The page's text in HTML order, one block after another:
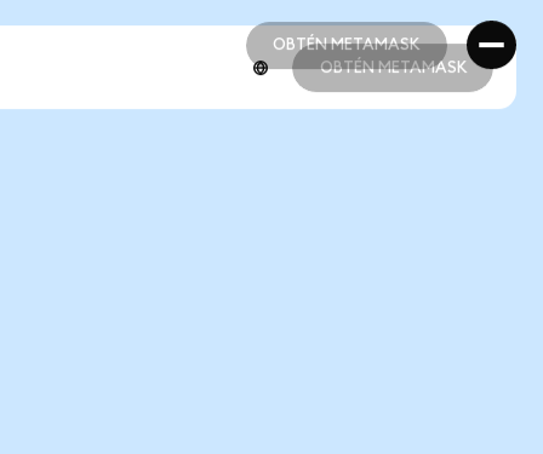
OBTÉN METAMASK
OBTÉN METAMASK
OBTÉN METAMASK